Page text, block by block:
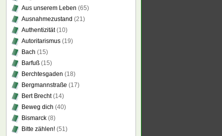
Aus unserem Leben (65)
Ausnahmezustand (21)
Authentizität(10)
Autoritarismus (19)
Bach (15)
Barfuß (15)
Berchtesgaden (18)
Bergmannstraße (17)
Bert Brecht(14)
Beweg dich (40)
Bismarck (8)
Bitte zählen! (51)